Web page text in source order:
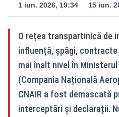
1 iun. 2026, 19:34 15 iun.
O rețea transpartinică de
influență, șpăgi,
mai înalt nivel în
(Compania Națională
CNAIR a fost demascată
interceptări și declarații.